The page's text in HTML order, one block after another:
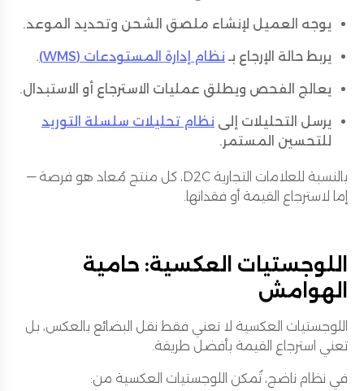
يوجه العميل لإنشاء ملصق الشحن وتحديد الموعد.
يربط حالة الإرجاع بـ نظام إدارة المستودعات (WMS) .
يعالج الفحص ويطلق عمليات الاسترجاع أو الاستبدال.
يرسل التحليلات إلى نظام تحليلات سلسلة التوريد
للتحسين المستمر.
بالنسبة للعلامات التجارية D2C، كل منتج مُعاد هو فرصة —
إما لاسترجاع القيمة أو فقدانها.
اللوجستيات العكسية: حامية
الهوامش
اللوجستيات العكسية لا تعني فقط نقل البضائع بالعكس، بل
تعني استرجاع القيمة بأفضل طريقة.
في نظام ناضج، تُمكن اللوجستيات العكسية من: